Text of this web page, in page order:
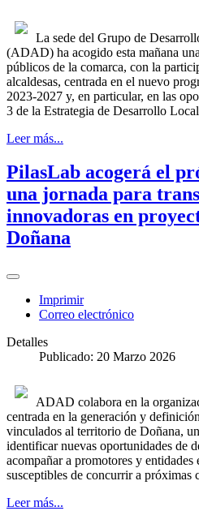
La sede del Grupo de
(ADAD) ha acogido esta mañana
públicos de la comarca, con la
alcaldesas, centrada en el nuevo
2023-2027 y, en particular, en las
3 de la Estrategia de Desarrollo
Leer más...
PilasLab acogerá el
una jornada para
innovadoras en
Doñana
Imprimir
Correo electrónico
Detalles
Publicado: 20 Marzo 2026
ADAD colabora en la
centrada en la generación y
vinculados al territorio de Doñana,
identificar nuevas oportunidades de
acompañar a promotores y entidades
susceptibles de concurrir a próximas
Leer más...